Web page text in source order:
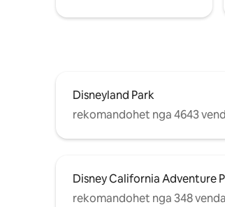
Disneyland Park
rekomandohet nga 4643
Disney California Adventure
rekomandohet nga 348